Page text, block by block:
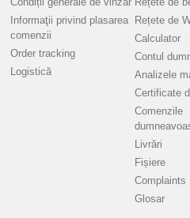
Informaţii privind plasarea
comenzii
Order tracking
Logistică
Rețete de
Calculator
Contul
Analizele
Certificate
Comenzile
Livrări
Fișiere
Complaints
Glosar